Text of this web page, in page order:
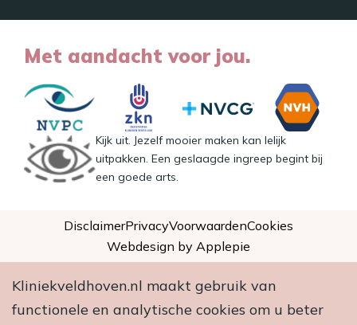
Met aandacht voor jou.
Kijk uit. Jezelf mooier maken kan lelijk
uitpakken. Een geslaagde ingreep begint bij
een goede arts.
DisclaimerPrivacyVoorwaardenCookies
Webdesign by Applepie
Kliniekveldhoven.nl maakt gebruik van
functionele en analytische cookies om u beter